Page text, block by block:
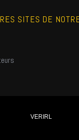
SITES DE
VERIRL